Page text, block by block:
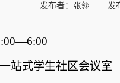
发布者：张翎 发
—6:00
站式学生社区会议室